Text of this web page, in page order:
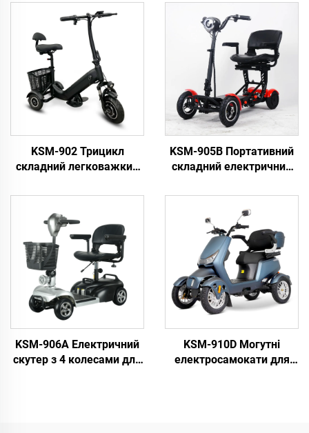
KSM-902 Трицикл
складний легковажкий
електросамокат 3-х
колесний портативний
електросамокат для
пожилого віку
KSM-905B Портативний
складний електричний
легкий скутер для
пожилих інвалідів
KSM-906A Електричний
скутер з 4 колесами для
KSM-910D Могутні
електросамокати для